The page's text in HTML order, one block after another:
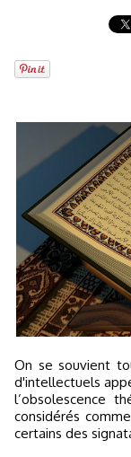
On se souvient
d'intellectuels
l’obsolescence
considérés
certains des